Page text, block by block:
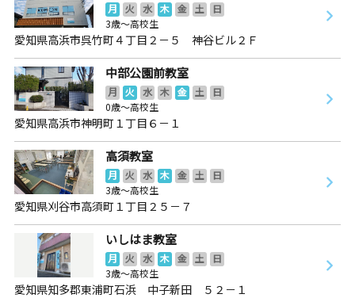
月 火 水 木 金 土
日
3歳～高校生
愛知県高浜市呉竹町４丁目２－５ 神谷ビル２Ｆ
中部公園前教室
月 火 水 木 金 土
日
0歳～高校生
愛知県高浜市神明町１丁目６－１
高須教室
月 火 水 木 金 土
日
3歳～高校生
愛知県刈谷市高須町１丁目２５－７
いしはま教室
月 火 水 木 金 土
日
3歳～高校生
愛知県知多郡東浦町石浜 中子新田 ５２－１